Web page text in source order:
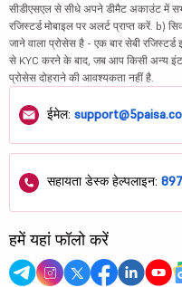
सीडीएसएल से सीधे अपने डीमैट अकाउंट में
रजिस्टर्ड मोबाइल पर अलर्ट प्राप्त करें. b)
जाने वाला प्रोसेस है - एक बार सेबी
से KYC करने के बाद, जब आप किसी अन्य
प्रोसेस दोहराने की आवश्यकता नहीं है.
ईमेल:
सहायता डेस्क हेल्पलाइन:
हमें यहां फॉलो करें